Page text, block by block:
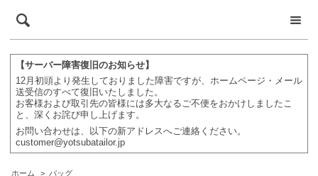
【サーバー障害復旧のお知らせ】
12月初頭より発生しておりました障害ですが、ホームページ・メール
送受信のすべて復旧いたしました。
お客様および取引先の皆様には多大なるご不便をおかけしましたこ
と、深くお詫び申し上げます。
お問い合わせは、以下の新アドレスへご連絡ください。
customer@yotsubatailor.jp
ホーム > バッグ